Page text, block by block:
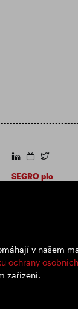
v našem
ochrany
zařízení.
https://https://
SEGRO plc